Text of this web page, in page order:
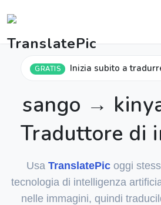
GRATIS Inizia subito a
sango →
Traduttore di
Usa TranslatePic oggi
tecnologia di intelligenza
nelle immagini, quindi